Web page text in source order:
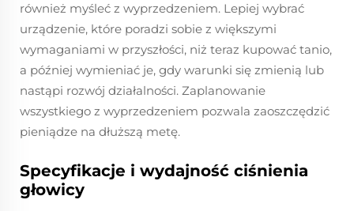
również myśleć z wyprzedzeniem. Lepiej wybrać
urządzenie, które poradzi sobie z większymi
wymaganiami w przyszłości, niż teraz kupować tanio,
a później wymieniać je, gdy warunki się zmienią lub
nastąpi rozwój działalności. Zaplanowanie
wszystkiego z wyprzedzeniem pozwala zaoszczędzić
pieniądze na dłuższą metę.
Specyfikacje i wydajność ciśnienia
głowicy